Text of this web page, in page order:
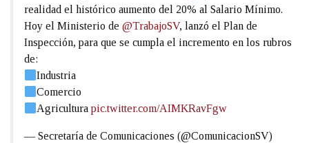
realidad el histórico aumento del 20% al Salario Mínimo.
Hoy el Ministerio de @TrabajoSV, lanzó el Plan de
Inspección, para que se cumpla el incremento en los rubros
de:
Industria
Comercio
Agriculturapic.twitter.com/AIMKRavFgw
— Secretaría de Comunicaciones (@ComunicacionSV)